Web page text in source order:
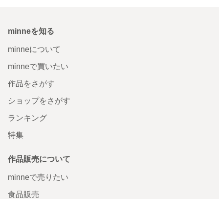
minneを知る
minneについて
minneで買いたい
作品をさがす
ショップをさがす
ランキング
特集
作品販売について
minneで売りたい
食品販売